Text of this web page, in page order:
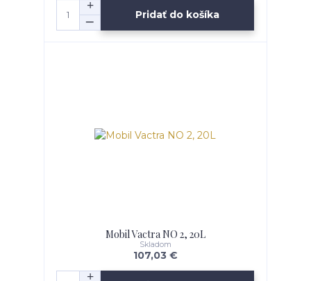
Pridať do košíka
Mobil Vactra NO 2, 20L
107,03 €
Skladom